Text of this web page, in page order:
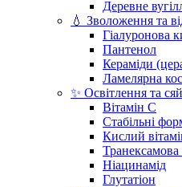
Деревне
💧 Зволоження та
Гіалуронова
Пантенол
Кераміди
Ламелярна
✨ Освітлення та
Вітамін С
Стабільні
Кислий
Транексамова
Ніацинамід
Глутатіон